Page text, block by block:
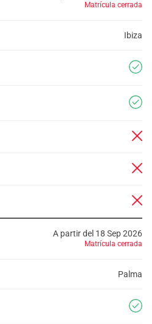
Matrícula cerrada
Ibiza
A partir del 18 Sep 2026
Matrícula cerrada
Palma